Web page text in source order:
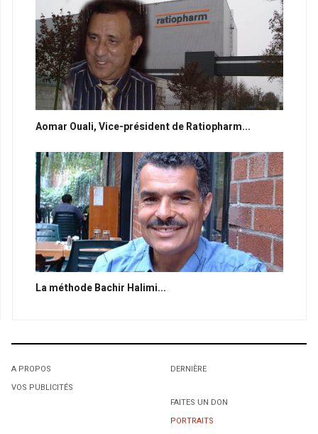
Aomar Ouali, Vice-président de Ratiopharm...
La méthode Bachir Halimi...
A PROPOS
VOS PUBLICITÉS
DERNIÈRE
FAITES UN DON
PORTRAITS